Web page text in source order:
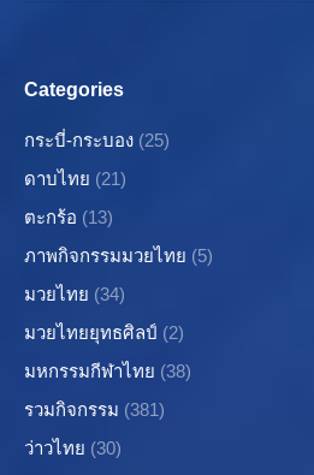
Categories
กระบี่-กระบอง (25)
ดาบไทย (21)
ตะกร้อ (13)
ภาพกิจกรรมมวยไทย (5)
มวยไทย (34)
มวยไทยยุทธศิลป์ (2)
มหกรรมกีฬาไทย (38)
รวมกิจกรรม (381)
ว่าวไทย (30)